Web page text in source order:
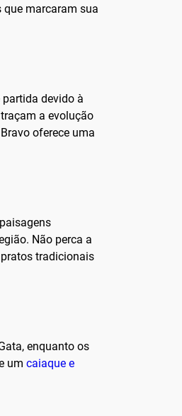
que marcaram sua
devido à
a evolução
oferece uma
Não perca a
tradicionais
enquanto os
um caiaque e